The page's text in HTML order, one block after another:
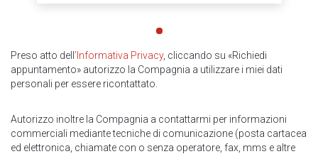
Preso atto dell ’Informativa Privacy, cliccando su «Richiedi
appuntamento» autorizzo la Compagnia a utilizzare i miei dati
personali per essere ricontattato.
Autorizzo inoltre la Compagnia a contattarmi per informazioni
commerciali mediante tecniche di comunicazione (posta cartacea
ed elettronica, chiamate con o senza operatore, fax, mms e altre